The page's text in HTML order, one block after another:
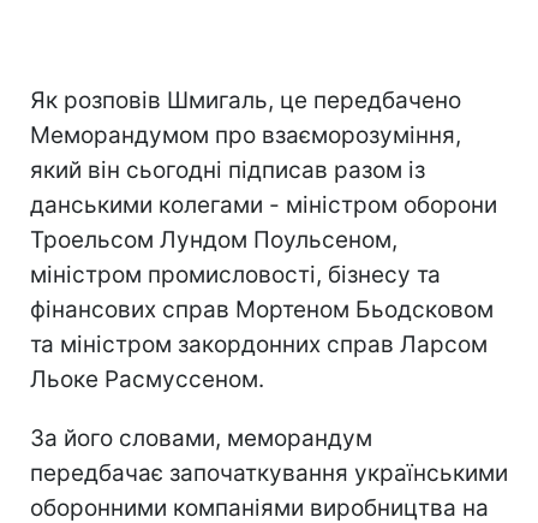
Як розповів Шмигаль, це передбачено
Меморандумом про взаєморозуміння,
який він сьогодні підписав разом із
данськими колегами - міністром оборони
Троельсом Лундом Поульсеном,
міністром промисловості, бізнесу та
фінансових справ Мортеном Бьодсковом
та міністром закордонних справ Ларсом
Льоке Расмуссеном.
За його словами, меморандум
передбачає започаткування українськими
оборонними компаніями виробництва на